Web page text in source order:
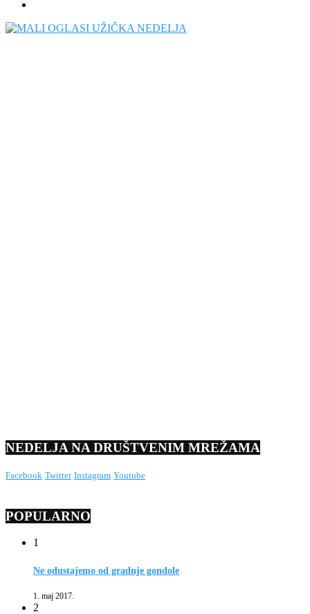
NEDELJA NA DRUŠTVENIM MREŽAMA
Facebook Twitter Instagram Youtube
POPULARNO
1
Ne odustajemo od gradnje gondole
1. maj 2017.
2